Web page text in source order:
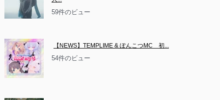
59件のビュー
【NEWS】TEMPLIME & ぽんこつMC　初...
54件のビュー